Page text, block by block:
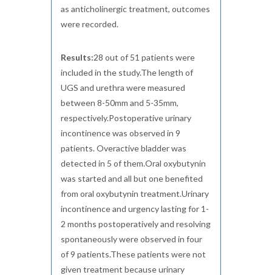
as anticholinergic treatment, outcomes
were recorded.
Results:28 out of 51 patients were
included in the study.The length of
UGS and urethra were measured
between 8-50mm and 5-35mm,
respectively.Postoperative urinary
incontinence was observed in 9
patients. Overactive bladder was
detected in 5 of them.Oral oxybutynin
was started and all but one benefited
from oral oxybutynin treatment.Urinary
incontinence and urgency lasting for 1-
2 months postoperatively and resolving
spontaneously were observed in four
of 9 patients.These patients were not
given treatment because urinary